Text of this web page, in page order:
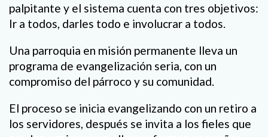
palpitante y el sistema cuenta con tres objetivos:
Ir a todos, darles todo e involucrar a todos.
Una parroquia en misión permanente lleva un
programa de evangelización seria, con un
compromiso del párroco y su comunidad.
El proceso se inicia evangelizando con un retiro a
los servidores, después se invita a los fieles que